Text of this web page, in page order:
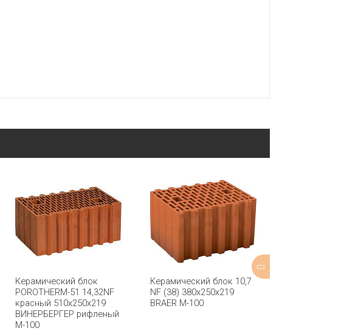
Керамический блок
POROTHERM-51 14,32NF
красный 510x250x219
ВИНЕРБЕРГЕР рифленый
М-100
Керамический блок 10,7
NF (38) 380x250x219
BRAER М-100